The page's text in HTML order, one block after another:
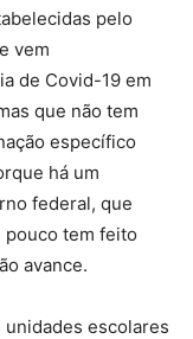
pelo
vem
de Covid-19 em
que não tem
específico
há um
federal, que
pouco tem feito
avance.
unidades escolares